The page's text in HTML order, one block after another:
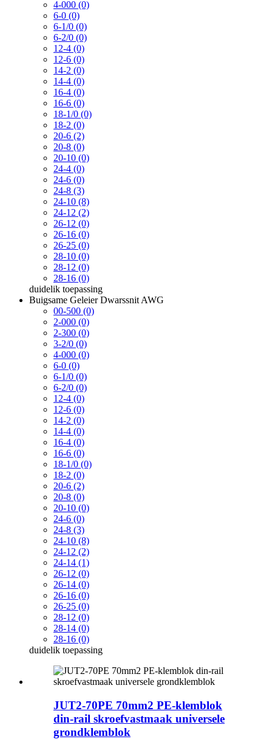
4-000 (0)
6-0 (0)
6-1/0 (0)
6-2/0 (0)
12-4 (0)
12-6 (0)
14-2 (0)
14-4 (0)
16-4 (0)
16-6 (0)
18-1/0 (0)
18-2 (0)
20-6 (2)
20-8 (0)
20-10 (0)
24-4 (0)
24-6 (0)
24-8 (3)
24-10 (8)
24-12 (2)
26-12 (0)
26-16 (0)
26-25 (0)
28-10 (0)
28-12 (0)
28-16 (0)
duidelik toepassing
Buigsame Geleier Dwarssnit AWG
00-500 (0)
2-000 (0)
2-300 (0)
3-2/0 (0)
4-000 (0)
6-0 (0)
6-1/0 (0)
6-2/0 (0)
12-4 (0)
12-6 (0)
14-2 (0)
14-4 (0)
16-4 (0)
16-6 (0)
18-1/0 (0)
18-2 (0)
20-6 (2)
20-8 (0)
20-10 (0)
24-6 (0)
24-8 (3)
24-10 (8)
24-12 (2)
24-14 (1)
26-12 (0)
26-14 (0)
26-16 (0)
26-25 (0)
28-12 (0)
28-14 (0)
28-16 (0)
duidelik toepassing
JUT2-70PE 70mm2 PE-klemblok
din-rail skroefvastmaak universele
grondklemblok